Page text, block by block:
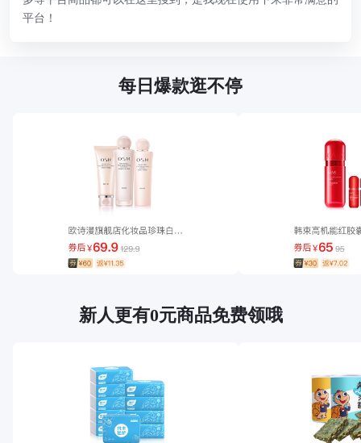
平台！
每日爆款逛不停
新人更有0元商品免费领哦